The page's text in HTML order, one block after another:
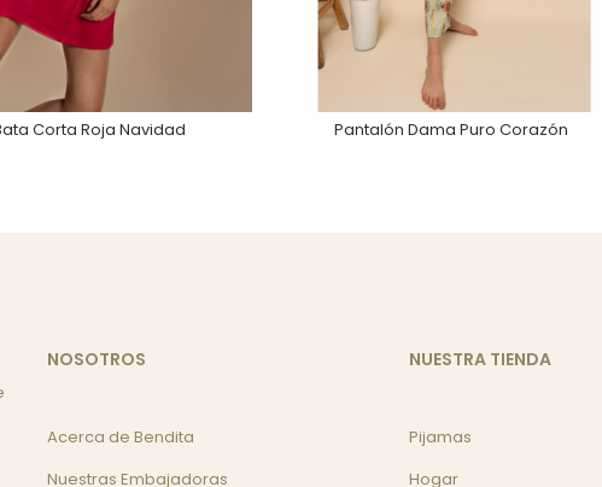
Corta Roja Navidad Pantalón Dama Puro Corazón
NOSOTROS
Acerca de Bendita
Nuestras Embajadoras
NUESTRA TIENDA
Pijamas
Hogar